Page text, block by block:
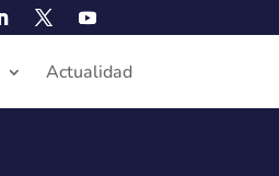
Actualidad